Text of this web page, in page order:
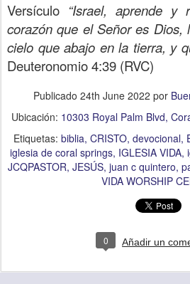
Versículo “Israel, aprende y
corazón que el Señor es
cielo que abajo en la tierra, y
Deuteronomio 4:39 (RVC)
Publicado 24th June 2022 por
Ubicación: 10303 Royal Palm Blvd,
Etiquetas: biblia CRISTO devocional
iglesia de coral springs IGLESIA VIDA
JCQPASTOR JESÚS juan c quintero
VIDA WORSHIP
0 Añadir un